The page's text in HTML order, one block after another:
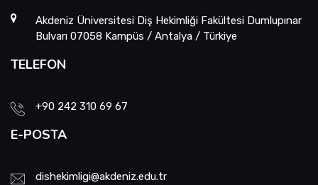
Akdeniz Üniversitesi Diş Hekimliği Fakültesi Dumlupınar
Bulvarı 07058 Kampüs / Antalya / Türkiye
TELEFON
+90 242 310 69 67
E-POSTA
dishekimligi@akdeniz.edu.tr